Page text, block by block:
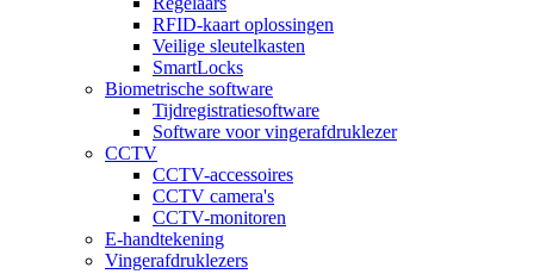
RFID-kaart oplossingen
Veilige sleutelkasten
SmartLocks
Biometrische software
Tijdregistratiesoftware
Software voor vingerafdruklezer
CCTV
CCTV-accessoires
CCTV camera's
CCTV-monitoren
E-handtekening
Vingerafdruklezers